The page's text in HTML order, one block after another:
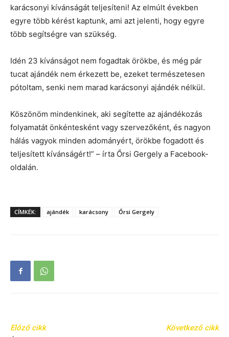
karácsonyi kívánságát teljesíteni! Az elmúlt években
egyre több kérést kaptunk, ami azt jelenti, hogy egyre
több segítségre van szükség.
Idén 23 kívánságot nem fogadtak örökbe, és még pár
tucat ajándék nem érkezett be, ezeket természetesen
pótoltam, senki nem marad karácsonyi ajándék nélkül.
Köszönöm mindenkinek, aki segítette az ajándékozás
folyamatát önkéntesként vagy szervezőként, és nagyon
hálás vagyok minden adományért, örökbe fogadott és
teljesített kívánságért!” – írta Őrsi Gergely a Facebook-
oldalán.
CÍMKÉK: ajándék karácsony Őrsi Gergely
Előző cikk
Következő cikk